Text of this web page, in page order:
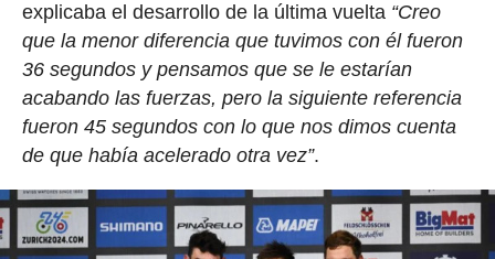
explicaba el desarrollo de la última vuelta “Creo
que la menor diferencia que tuvimos con él fueron
36 segundos y pensamos que se le estarían
acabando las fuerzas, pero la siguiente referencia
fueron 45 segundos con lo que nos dimos cuenta
de que había acelerado otra vez”.